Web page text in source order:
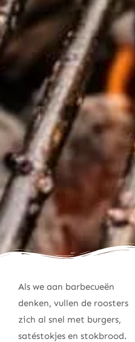
Als we aan barbecueën
denken, vullen de roosters
zich al snel met burgers,
satéstokjes en stokbrood.